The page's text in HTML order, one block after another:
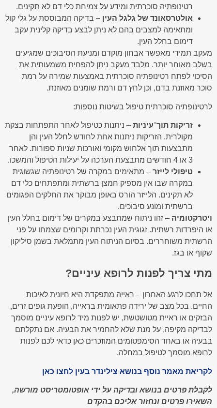
רטינופתיה סוכרתית ומידע על צמיחת כלי דם לא תקינים.
אולטרסאונד של גלגל העין – בדיקה המבוססת על גלי קול
ומתאימה למצבים בהם לא ניתן לבצע בדיקה קלינית עקב
דימום בחלל העין.
מעקב תמידי מאפשר אבחון מוקדם ומניעת הסיבוכים שמגיעים
בשלב מאוחר יותר. מלבד מעקב ניתן להפחית משמעותית את
הסיכוי לפתח רטינופתיה סוכרתית באמצעות שמירה על רמת
סוכר מאוזנת בדם, וכן לחץ דם ורמת שומנים מאוזנת.
לרטינופתיה סוכרתית טיפול בשיטות נוספות:
זריקות תוך־עיניות – ניתנות כטיפול לאחר התפתחות בצקת
מקולרית. הזריקות ניתנות אחת לחודש לחלל העין והן
מתבצעות תוך אלחוש מקומי ואורכות שניות ספורות. לאחר
3 או 4 חודשים מתבצעת הערכה על יעילות הטיפול והמשכו.
טיפולי לייזר – מתאימים במקרה של רטינופתיה שגשוגית
במקרה שבו אין מספיק חמצן ברשתית ומתפתחים כלי דם
לא תקינים. הלייזר הורס באופן מבוקר את החלקים הפגומים
ברשתית ומונע סיבוכים.
ויטרקטומיה – זהו ניתוח שמתבצע במקרים של דימום בחלל העין
או היפרדות רשתית. זגוגית העין נכרתת וקרומים שצמחו על פני
הרשתית משוחררים. בסיום הניתוח העין מתמלאת בשמן סיליקון
שקוף או בגז.
מתי צריך לפנות לרופא עיניים?
אל תחכו לרגע האחרון – ראייה מתפקדת היא חיונית לאיכות
החיים. בכל מצב של ירידה פתאומית בראייה, הופעת גופים זרים,
הבזקים או ראיית מטושטשת, יש לפנות מיד לרופא עיניים מוסמך
לבדיקה מקיפה, על מנת שלא להחמיר את הבעיה. אם נתקלתם
בבעיה או באחד הסימפטומים המוזכרים כאן כדאי לכם לפנות
לרופא מוסמך לטיפול במחלה.
לקריאת מאמר נוסף בנושא צילינדר בעין לחצו כאן
לקבלת פרטים בנושא ובדיקה על ידי אופטומטריסט מורשה,
השאירו פרטים ונחזור אליכם בהקדם